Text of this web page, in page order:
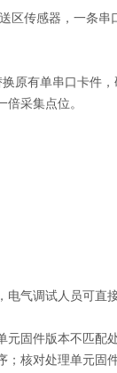
区传感器，一条串
原有单串口卡件
采集点位。
气调试人员可直
元固件版本不匹配
核对处理单元固